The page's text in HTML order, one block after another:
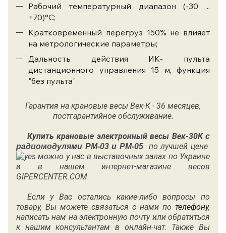
Рабочий температурный диапазон (-30 ...
+70)°C;
Кратковременный перегруз 150% не влияет
на метрологические параметры;
Дальность действия ИК- пульта
дистанционного управления 15 м, функция
"без пульта"
Гарантия на крановые весы Век-К - 36 месяцев,
постгарантийное обслуживание.
Купить крановые электронный весы Век-30Кс
радиомодулями РМ-03 и РМ-05
по лучшей цене
можно у нас в выставочных залах по Украине
и в нашем интернет-магазине весов
GIPERCENTER.COM.
Если у Вас остались какие-либо вопросы по
товару, Вы можете связаться с нами по телефону,
написать нам на электронную почту или обратиться
к нашим консультантам в онлайн-чат. Также Вы